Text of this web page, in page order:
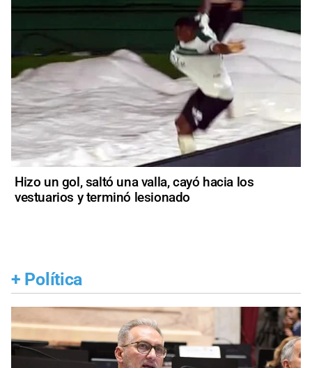
Hizo un gol, saltó una valla, cayó hacia los
vestuarios y terminó lesionado
+ Política